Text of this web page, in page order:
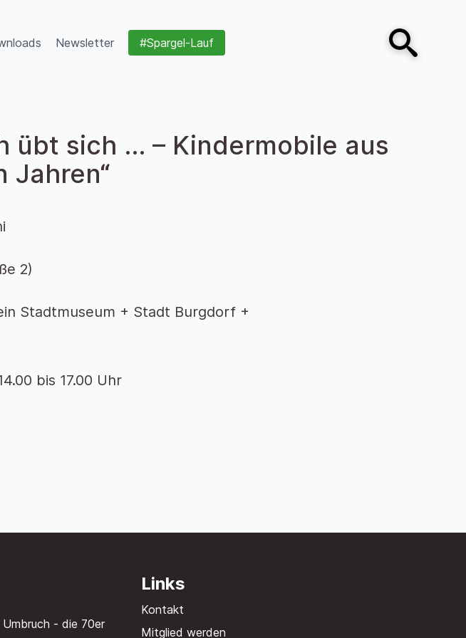
Newsletter #Spargel-Lauf
Open search
übt sich … – Kindermobile aus
Jahren“
2)
Stadtmuseum + Stadt Burgdorf +
bis 17.00 Uhr
- die 70er
Links
Kontakt
Mitglied werden